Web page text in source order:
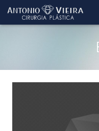
Blog